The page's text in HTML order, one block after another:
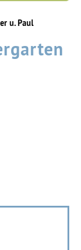
u. Paul